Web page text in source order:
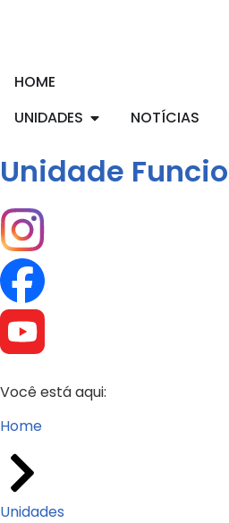
HOME
UNIDADES
NOTÍCIAS
Unidade
Você está aqui:
Home
Unidades